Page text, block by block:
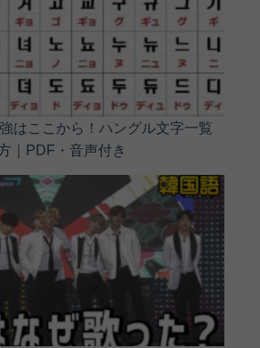
はここから！ハングル文字一覧
｜PDF・音声付き